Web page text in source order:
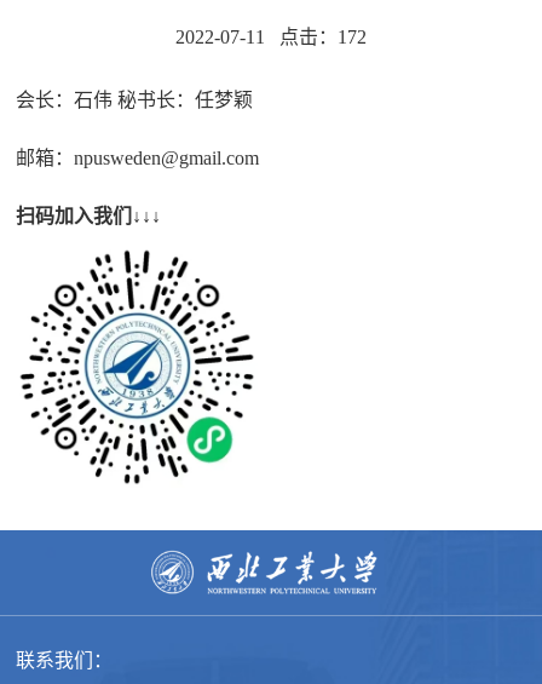
2022-07-11 点击： 172
会长：石伟 秘书长：任梦颖
邮箱：npusweden@gmail.com
扫码加入我们↓↓↓
联系我们：